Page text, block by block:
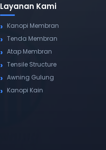
Layanan Kami
Kanopi Membran
Tenda Membran
Atap Membran
Tensile Structure
Awning Gulung
Kanopi Kain